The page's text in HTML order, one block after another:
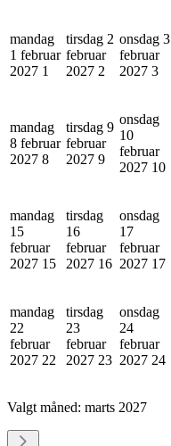
mandag
1 februar
2027 1
tirsdag 2
februar
2027 2
onsdag 3
februar
2027 3
mandag
8 februar
2027 8
tirsdag 9
februar
2027 9
onsdag
10
februar
2027 10
mandag
15
februar
2027 15
tirsdag
16
februar
2027 16
onsdag
17
februar
2027 17
mandag
22
februar
2027 22
tirsdag
23
februar
2027 23
onsdag
24
februar
2027 24
Valgt måned: marts 2027